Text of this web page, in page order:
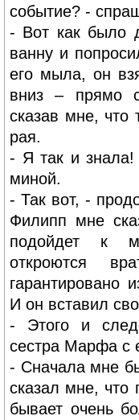
событие? -
- Вот как было
ванну и
его мыла, он
вниз – прямо
сказав мне, что
рая.
- Я так и знала!
миной.
- Так вот, -
Филипп мне
подойдет к
откроются
гарантировано
И он вставил
- Этого и
сестра Марфа с
- Сначала мне
сказал мне, что
бывает очень